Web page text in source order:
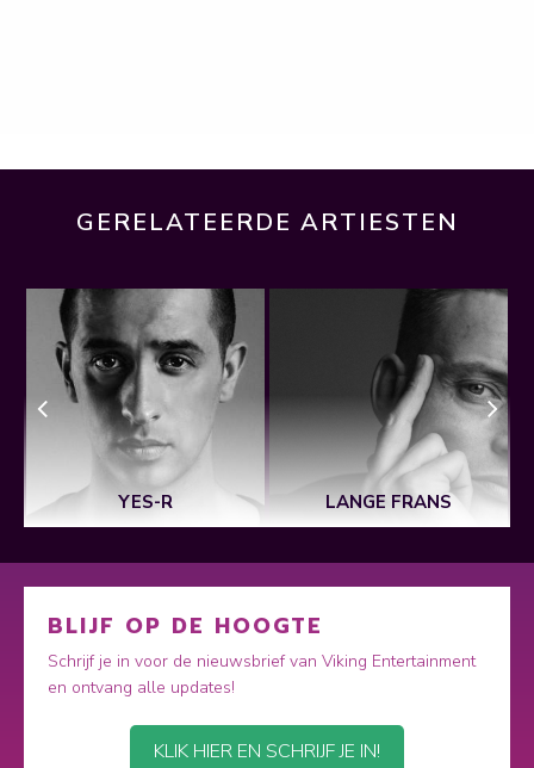
GERELATEERDE ARTIESTEN
YES-R LANGE FRANS
BLIJF OP DE HOOGTE
Schrijf je in voor de nieuwsbrief van Viking Entertainment
en ontvang alle updates!
KLIK HIER EN SCHRIJF JE IN!